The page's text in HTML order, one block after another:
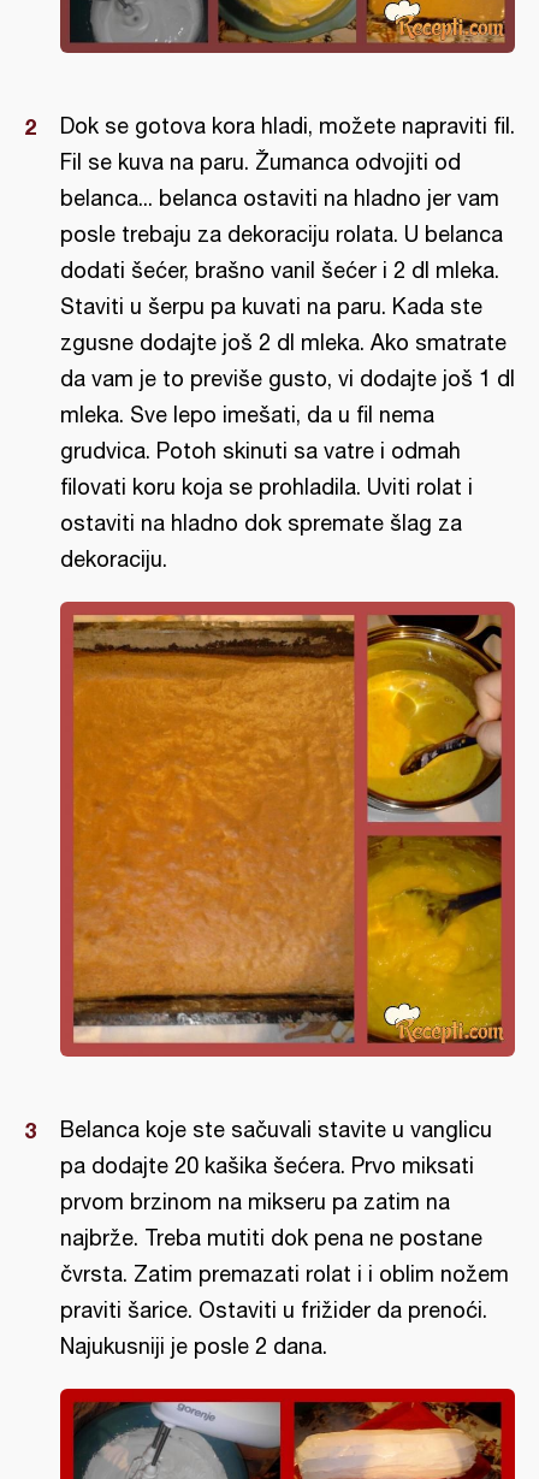
Dok se gotova kora hladi, možete napraviti fil.
Fil se kuva na paru. Žumanca odvojiti od
belanca... belanca ostaviti na hladno jer vam
posle trebaju za dekoraciju rolata. U belanca
dodati šećer, brašno vanil šećer i 2 dl mleka.
Staviti u šerpu pa kuvati na paru. Kada ste
zgusne dodajte još 2 dl mleka. Ako smatrate
da vam je to previše gusto, vi dodajte još 1 dl
mleka. Sve lepo imešati, da u fil nema
grudvica. Potoh skinuti sa vatre i odmah
filovati koru koja se prohladila. Uviti rolat i
ostaviti na hladno dok spremate šlag za
dekoraciju.
Belanca koje ste sačuvali stavite u vanglicu
pa dodajte 20 kašika šećera. Prvo miksati
prvom brzinom na mikseru pa zatim na
najbrže. Treba mutiti dok pena ne postane
čvrsta. Zatim premazati rolat i i oblim nožem
praviti šarice. Ostaviti u frižider da prenoći.
Najukusniji je posle 2 dana.